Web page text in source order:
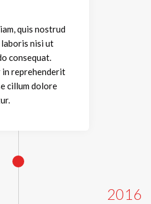
quis nostrud
nisi ut
consequat.
reprehenderit
cillum dolore
2016